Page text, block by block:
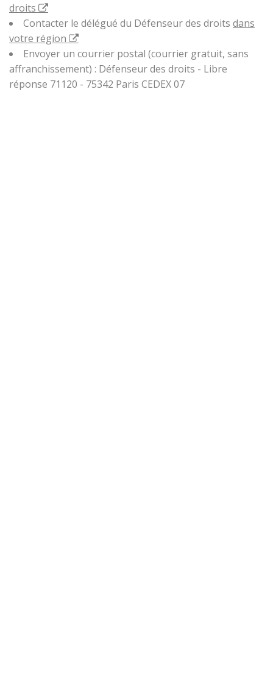
droits
Contacter le délégué du Défenseur des droits dans
votre région
Envoyer un courrier postal (courrier gratuit, sans
affranchissement) : Défenseur des droits - Libre
réponse 71120 - 75342 Paris CEDEX 07